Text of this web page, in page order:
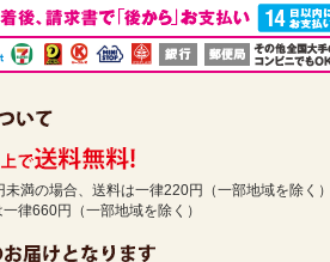
満の場合、送料は一律220円（一部地域を除く
律660円（一部地域を除く）